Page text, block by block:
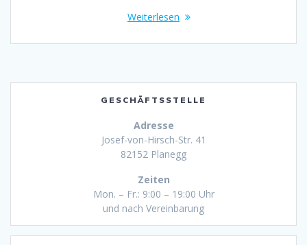
Weiterlesen
GESCHÄFTSSTELLE
Adresse
Josef-von-Hirsch-Str. 41
82152 Planegg
Zeiten
Mon. – Fr.: 9:00 – 19:00 Uhr
und nach Vereinbarung